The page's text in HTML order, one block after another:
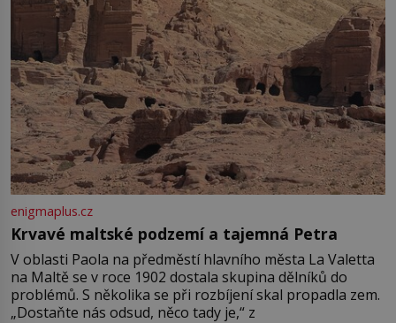
enigmaplus.cz
Krvavé maltské podzemí a tajemná Petra
V oblasti Paola na předměstí hlavního města La Valetta
na Maltě se v roce 1902 dostala skupina dělníků do
problémů. S několika se při rozbíjení skal propadla zem.
„Dostaňte nás odsud, něco tady je,“ z